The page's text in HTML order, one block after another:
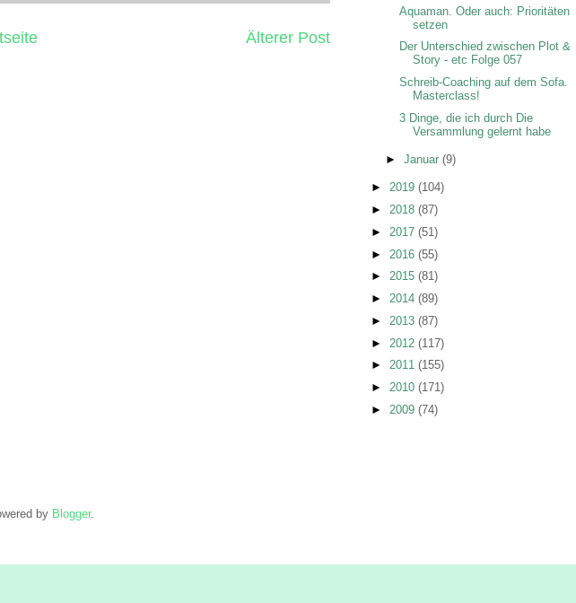
Älterer Post
Aquaman. Oder auch: Prioritäten
setzen
Der Unterschied zwischen Plot &
Story - etc Folge 057
Schreib-Coaching auf dem Sofa.
Masterclass!
3 Dinge, die ich durch Die
Versammlung gelernt habe
► Januar (9)
► 2019 (104)
► 2018 (87)
► 2017 (51)
► 2016 (55)
► 2015 (81)
► 2014 (89)
► 2013 (87)
► 2012 (117)
► 2011 (155)
► 2010 (171)
► 2009 (74)
by Blogger.